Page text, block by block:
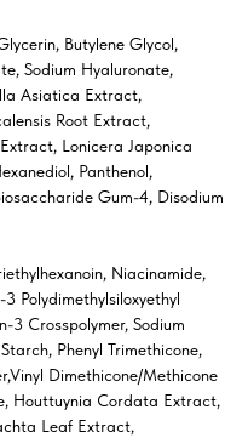
Butylene Glycol,
Sodium Hyaluronate,
Asiatica Extract,
Root Extract,
Lonicera Japonica
Panthenol,
Gum-4, Disodium
Niacinamide,
Polydimethylsiloxyethyl
3 Crosspolymer, Sodium
Phenyl Trimethicone,
Dimethicone/Methicone
Houttuynia Cordata Extract,
Leaf Extract,